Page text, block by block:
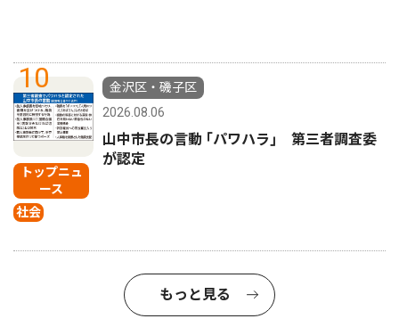
10
トップニュ
ース
社会
金沢区・磯子区
2026.08.06
山中市長の言動 ｢パワハラ｣ 第三者調査委
が認定
もっと見る